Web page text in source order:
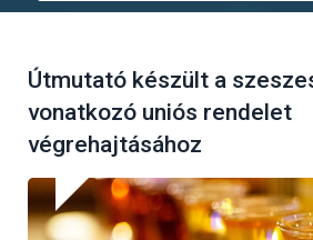
Útmutató készült a
vonatkozó uniós rendelet
végrehajtásához